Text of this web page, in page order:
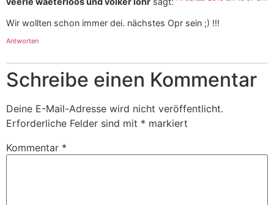
Wir wollten schon immer dei. nächstes Opr sein ;) !!!
Antworten
Schreibe einen Kommentar
Deine E-Mail-Adresse wird nicht veröffentlicht.
Erforderliche Felder sind mit * markiert
Kommentar *